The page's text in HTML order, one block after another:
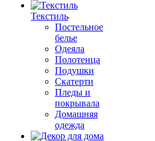
Текстиль
Постельное
белье
Одеяла
Полотенца
Подушки
Скатерти
Пледы и
покрывала
Домашняя
одежда